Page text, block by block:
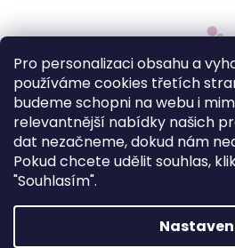
Pro personalizaci obsahu a
používáme cookies třetích
budeme schopni na webu i
relevantnější nabídky našich
dat nezačneme, dokud nám
Pokud chcete udělit souhlas,
"Souhlasím".